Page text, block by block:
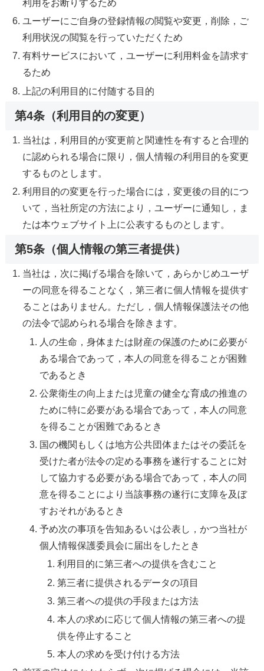
利用をお断りするため
ユーザーにご自身の登録情報の閲覧や変更，削除，ご
利用状況の閲覧を行っていただくため
有料サービスにおいて，ユーザーに利用料金を請求す
るため
上記の利用目的に付随する目的
第4条（利用目的の変更）
当社は，利用目的が変更前と関連性を有すると合理的
に認められる場合に限り，個人情報の利用目的を変更
するものとします。
利用目的の変更を行った場合には，変更後の目的につ
いて，当社所定の方法により，ユーザーに通知し，ま
たは本ウェブサイト上に公表するものとします。
第5条（個人情報の第三者提供）
当社は，次に掲げる場合を除いて，あらかじめユーザ
ーの同意を得ることなく，第三者に個人情報を提供す
ることはありません。ただし，個人情報保護法その他
の法令で認められる場合を除きます。
人の生命，身体または財産の保護のために必要が
ある場合であって，本人の同意を得ることが困難
であるとき
公衆衛生の向上または児童の健全な育成の推進の
ために特に必要がある場合であって，本人の同意
を得ることが困難であるとき
国の機関もしくは地方公共団体またはその委託を
受けた者が法令の定める事務を遂行することに対
して協力する必要がある場合であって，本人の同
意を得ることにより当該事務の遂行に支障を及ぼ
すおそれがあるとき
予め次の事項を告知あるいは公表し，かつ当社が
個人情報保護委員会に届出をしたとき
利用目的に第三者への提供を含むこと
第三者に提供されるデータの項目
第三者への提供の手段または方法
本人の求めに応じて個人情報の第三者への提
供を停止すること
本人の求めを受け付ける方法